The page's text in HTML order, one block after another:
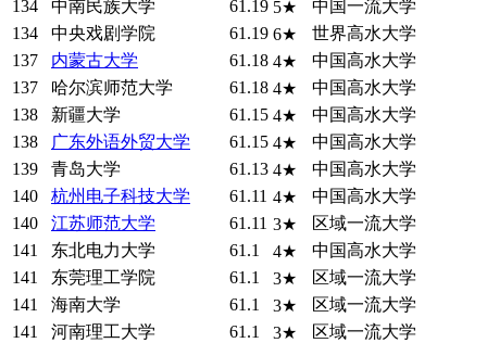
134 中南民族大学 61.19 5★
中国一流大学
134
中央戏剧学院 61.19 6★
世界高水大学
137
内蒙古大学 61.18 4★
中国高水大学
137
哈尔滨师范大学 61.18 4★
中国高水大学
138
新疆大学 61.15 4★
中国高水大学
138
广东外语外贸大学 61.15 4★
中国高水大学
139
青岛大学 61.13 4★
中国高水大学
140
杭州 电子科技大学 61.11 4★
中国高水大学
140
江苏师范大学 61.11 3★
区域一流大学
141
东北电力大学 61.1 4★
中国高水大学
141
东莞理工学院 61.1 3★
区域一流大学
141
海南大学 61.1 3★
区域一流大学
141
河南理工大学 61.1 3★
区域一流大学